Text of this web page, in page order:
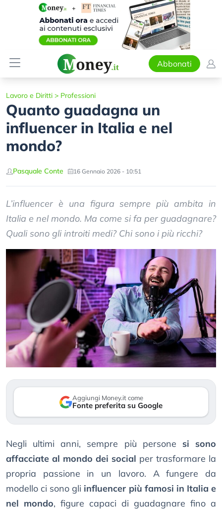
Abbonati
Lavoro e Diritti > Professioni
Quanto guadagna un
influencer in Italia e nel
mondo?
Pasquale Conte 16 Gennaio 2026 - 10:51
L’influencer è una figura sempre più ambita in
Italia e nel mondo. Ma come si fa per guadagnare?
Quali sono gli introiti medi? Chi sono i più ricchi?
Aggiungi Money.it come
Fonte preferita su Google
Negli ultimi anni, sempre più persone si sono
affacciate al mondo dei social per trasformare la
propria passione in un lavoro. A fungere da
modello ci sono gli influencer più famosi in Italia e
nel mondo, figure capaci di guadagnare fino a